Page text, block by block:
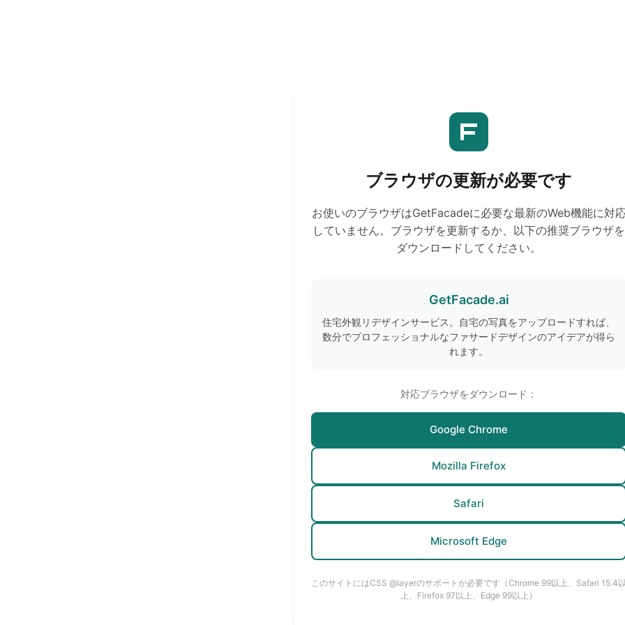
ブラウザの更新が必要です
お使いのブラウザはGetFacadeに必要な最新のWeb機能に対
していません。ブラウザを更新するか、以下の推奨ブラウザを
ダウンロードしてください。
GetFacade.ai
住宅外観リデザインサービス。自宅の写真をアップロードすれば、
数分でプロフェッショナルなファサードデザインのアイデアが得ら
れます。
対応ブラウザをダウンロード：
Google Chrome
Mozilla Firefox
Safari
Microsoft Edge
このサイトにはCSS @layerのサポートが必要です（Chrome 99以上、Safari 15.4
上、Firefox 97以上、Edge 99以上）